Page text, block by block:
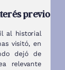
previo
al historial
visitó, en
dejó de
relevante